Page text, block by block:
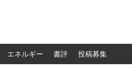
エネルギー 書評 投稿募集